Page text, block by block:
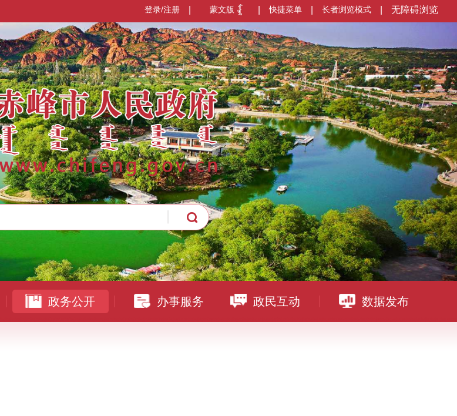
无障碍浏览
长者浏览模式
快捷菜单
蒙文版
登录/注册
政务公开 办事服务 政民互动 数据发布